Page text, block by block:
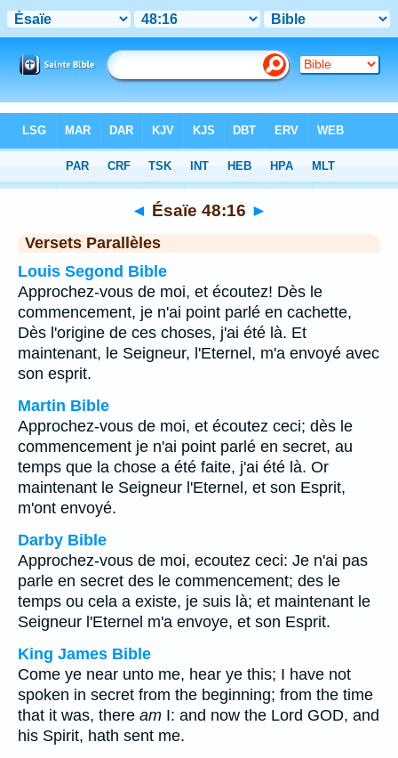
Chapitre 48> Verset 16
◄ Ésaïe 48:16 ►
Versets Parallèles
Louis Segond Bible
Approchez-vous de moi, et écoutez! Dès le
commencement, je n'ai point parlé en cachette,
Dès l'origine de ces choses, j'ai été là. Et
maintenant, le Seigneur, l'Eternel, m'a envoyé avec
son esprit.
Martin Bible
Approchez-vous de moi, et écoutez ceci; dès le
commencement je n'ai point parlé en secret, au
temps que la chose a été faite, j'ai été là. Or
maintenant le Seigneur l'Eternel, et son Esprit,
m'ont envoyé.
Darby Bible
Approchez-vous de moi, ecoutez ceci: Je n'ai pas
parle en secret des le commencement; des le
temps ou cela a existe, je suis là; et maintenant le
Seigneur l'Eternel m'a envoye, et son Esprit.
King James Bible
Come ye near unto me, hear ye this; I have not
spoken in secret from the beginning; from the time
that it was, there am I: and now the Lord GOD, and
his Spirit, hath sent me.